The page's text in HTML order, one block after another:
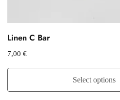
Linen C Bar
7,00 €
Select options